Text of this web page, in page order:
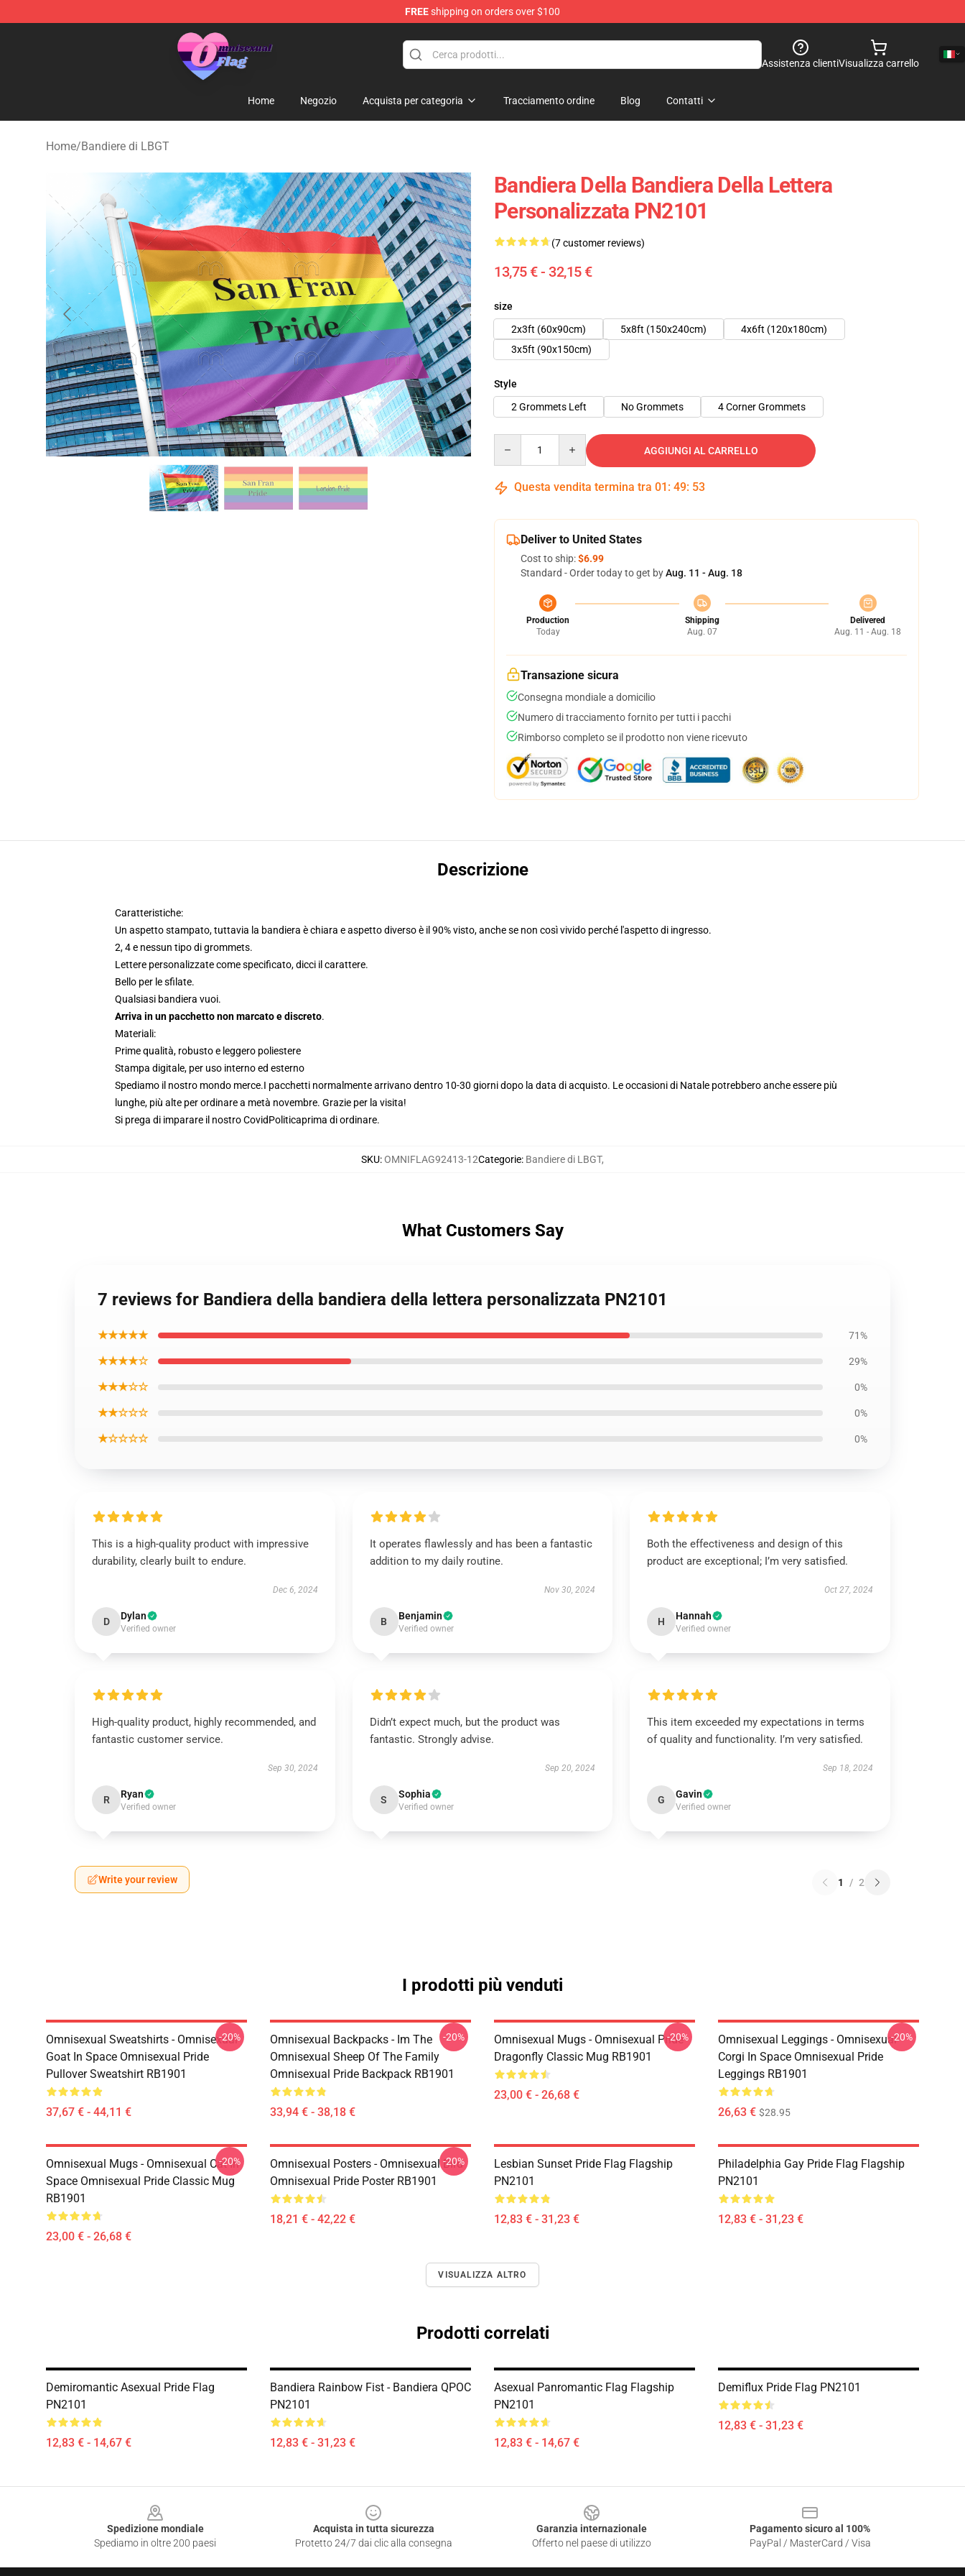
FREEshipping on orders over $100
Omnisexual Flag Store - The Best Store of Omnisexual Flag
Assistenza clientiVisualizza carrello
Home Negozio Acquista per categoria Tracciamento ordine Blog Contatti
Home/Bandiere di LBGT
Bandiera Della Bandiera Della Lettera
Personalizzata PN2101
(7 customer reviews)
13,75 € - 32,15 €
size
2x3ft (60x90cm)
5x8ft (150x240cm)
4x6ft (120x180cm)
3x5ft (90x150cm)
Style
2 Grommets Left
No Grommets 4 Corner Grommets
AGGIUNGI AL CARRELLO
Questa vendita termina tra 01 : 49: 53
Deliver to United States
Cost to ship:$6.99
Standard - Order today to get byAug. 11 - Aug. 18
Production
Today
Shipping
Aug. 07
Delivered
Aug. 11 - Aug. 18
Transazione sicura
Consegna mondiale a domicilio
Numero di tracciamento fornito per tutti i pacchi
Rimborso completo se il prodotto non viene ricevuto
Descrizione
Caratteristiche:
Un aspetto stampato, tuttavia la bandiera è chiara e aspetto diverso è il 90% visto, anche se non così vivido perché l'aspetto di ingresso.
2, 4 e nessun tipo di grommets.
Lettere personalizzate come specificato, dicci il carattere.
Bello per le sfilate.
Qualsiasi bandiera vuoi.
Arriva in un pacchetto non marcato e discreto.
Materiali:
Prime qualità, robusto e leggero poliestere
Stampa digitale, per uso interno ed esterno
Spediamo il nostro mondo merce.I pacchetti normalmente arrivano dentro 10-30 giorni dopo la data di acquisto. Le occasioni di Natale potrebbero anche essere più
lunghe, più alte per ordinare a metà novembre. Grazie per la visita!
Si prega di imparare il nostro CovidPoliticaprima di ordinare.
SKU:OMNIFLAG92413-12Categorie: Bandiere di LBGT,
What Customers Say
7 reviews for Bandiera della bandiera della lettera personalizzata PN2101
★★★★★ 71%
★★★★☆ 29%
★★★☆☆ 0%
★★☆☆☆ 0%
★☆☆☆☆ 0%
This is a high-quality product with impressive
durability, clearly built to endure.
Dec 6, 2024
D Dylan
Verified owner
It operates flawlessly and has been a fantastic
addition to my daily routine.
Nov 30, 2024
B Benjamin
Verified owner
Both the effectiveness and design of this
product are exceptional; I’m very satisfied.
Oct 27, 2024
H Hannah
Verified owner
High-quality product, highly recommended, and
fantastic customer service.
Sep 30, 2024
R Ryan
Verified owner
Didn’t expect much, but the product was
fantastic. Strongly advise.
Sep 20, 2024
S Sophia
Verified owner
This item exceeded my expectations in terms
of quality and functionality. I’m very satisfied.
Sep 18, 2024
G Gavin
Verified owner
Write your review 1 / 2
I prodotti più venduti
Omnisexual Sweatshirts - Omnisexual
Goat In Space Omnisexual Pride
Pullover Sweatshirt RB1901
37,67 € - 44,11 €
-20%
Omnisexual Backpacks - Im The
Omnisexual Sheep Of The Family
Omnisexual Pride Backpack RB1901
33,94 € - 38,18 €
-20%
Omnisexual Mugs - Omnisexual Pride
Dragonfly Classic Mug RB1901
23,00 € - 26,68 €
-20%
Omnisexual Leggings - Omnisexual
Corgi In Space Omnisexual Pride
Leggings RB1901
26,63 € $28.95
-20%
Omnisexual Mugs - Omnisexual Cat In
Space Omnisexual Pride Classic Mug
RB1901
23,00 € - 26,68 €
-20%
Omnisexual Posters - Omnisexual Bird
Omnisexual Pride Poster RB1901
18,21 € - 42,22 €
-20%
Lesbian Sunset Pride Flag Flagship
PN2101
12,83 € - 31,23 €
Philadelphia Gay Pride Flag Flagship
PN2101
12,83 € - 31,23 €
VISUALIZZA ALTRO
Prodotti correlati
Demiromantic Asexual Pride Flag
PN2101
12,83 € - 14,67 €
Bandiera Rainbow Fist - Bandiera QPOC
PN2101
12,83 € - 31,23 €
Asexual Panromantic Flag Flagship
PN2101
12,83 € - 14,67 €
Demiflux Pride Flag PN2101
12,83 € - 31,23 €
Spedizione mondiale
Spediamo in oltre 200 paesi
Acquista in tutta sicurezza
Protetto 24/7 dai clic alla consegna
Garanzia internazionale
Offerto nel paese di utilizzo
Pagamento sicuro al 100%
PayPal / MasterCard / Visa